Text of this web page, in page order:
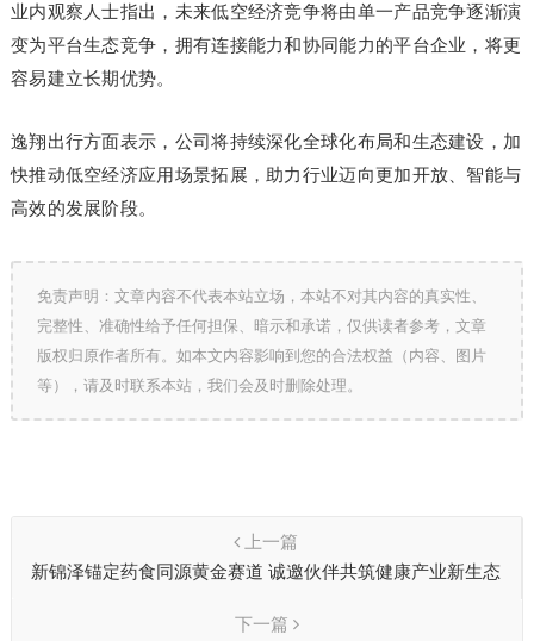
业内观察人士指出，未来低空经济竞争将由单一产品竞争逐渐演
变为平台生态竞争，拥有连接能力和协同能力的平台企业，将更
容易建立长期优势。
逸翔出行方面表示，公司将持续深化全球化布局和生态建设，加
快推动低空经济应用场景拓展，助力行业迈向更加开放、智能与
高效的发展阶段。
免责声明：文章内容不代表本站立场，本站不对其内容的真实性、
完整性、准确性给予任何担保、暗示和承诺，仅供读者参考，文章
版权归原作者所有。如本文内容影响到您的合法权益（内容、图片
等），请及时联系本站，我们会及时删除处理。
上一篇
新锦泽锚定药食同源黄金赛道 诚邀伙伴共筑健康产业新生态
下一篇